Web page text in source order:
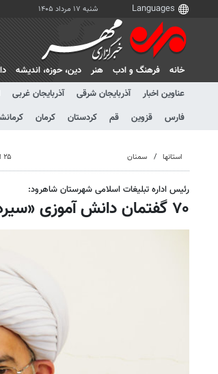
شنبه ۱۷ مرداد ۱۴۰۵
خانه فرهنگ و ادب هنر دين، حوزه، انديشه
عناوین اخبار
آذربایجان شرقی آذربایجان غربی
فارس
قزوین قم کردستان کرمان
استانها سمنان ۲۵ اسفند ۱۳۹۴، ۱۸:۰۲
رئیس اداره تبلیغات اسلامی شهرستان شاهرود:
۷۰ گفتمان دانش آموزی «سیره فاطمی» در شاهرود برگزار شد